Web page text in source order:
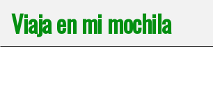
contenido
Viaja en mi mochila